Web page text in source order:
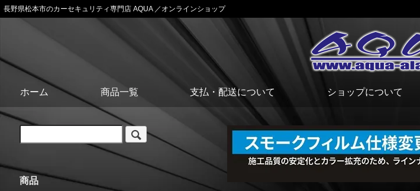
長野県松本市のカーセキュリティ専門店 AQUA ／オンラインショップ
ホーム 商品一覧 支払・配送について ショップについて
商品